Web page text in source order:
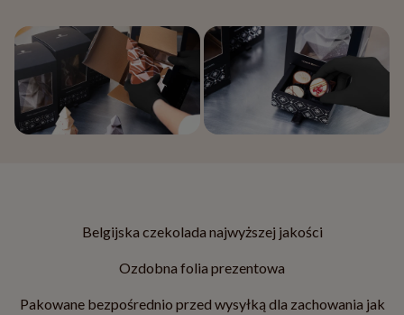
Belgijska czekolada najwyższej jakości
Ozdobna folia prezentowa
Pakowane bezpośrednio przed wysyłką dla zachowania jak